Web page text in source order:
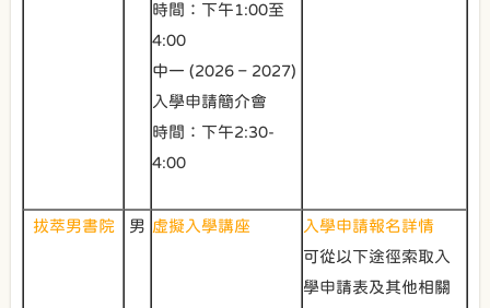
時間：下午1:00至
4:00
中一 (2026 – 2027)
入學申請簡介會
時間：下午2:30-
4:00
拔萃男書院 男 虛擬入學講座
入學申請報名詳情
可從以下途徑索取入
學申請表及其他相關